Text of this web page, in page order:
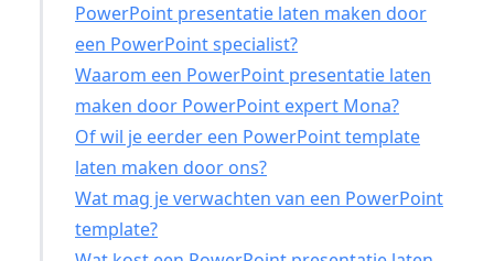
PowerPoint presentatie laten maken door
een PowerPoint specialist?
Waarom een PowerPoint presentatie laten
maken door PowerPoint expert Mona?
Of wil je eerder een PowerPoint template
laten maken door ons?
Wat mag je verwachten van een PowerPoint
template?